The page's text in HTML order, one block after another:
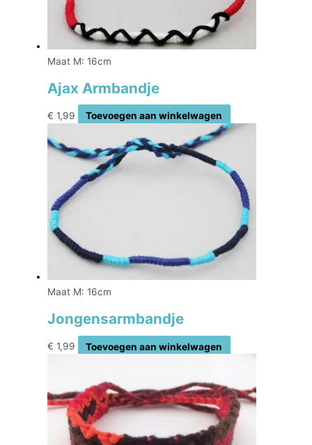
Maat M: 16cm
Ajax Armbandje
€ 1,99 Toevoegen aan winkelwagen
Maat M: 16cm
Jongensarmbandje
€ 1,99 Toevoegen aan winkelwagen